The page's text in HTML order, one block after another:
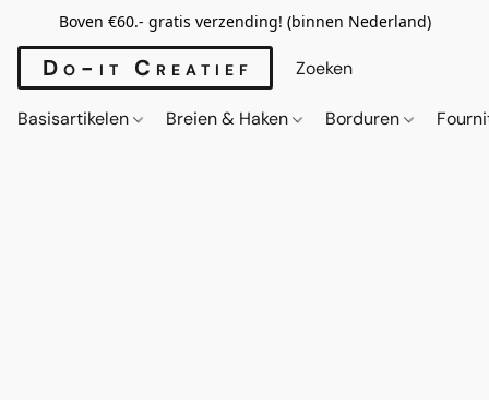
Boven €60.- gratis verzending! (binnen Nederland)
Do-it Creatief
Basisartikelen Breien & Haken Borduren